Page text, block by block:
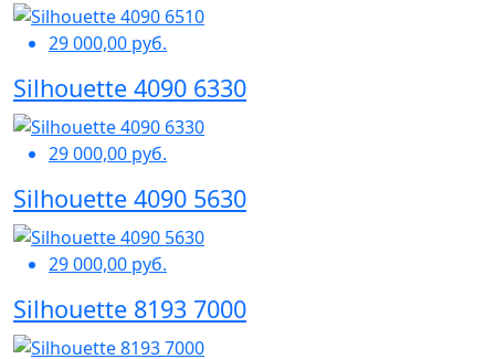
29 000,00 руб.
Silhouette 4090 6330
29 000,00 руб.
Silhouette 4090 5630
29 000,00 руб.
Silhouette 8193 7000